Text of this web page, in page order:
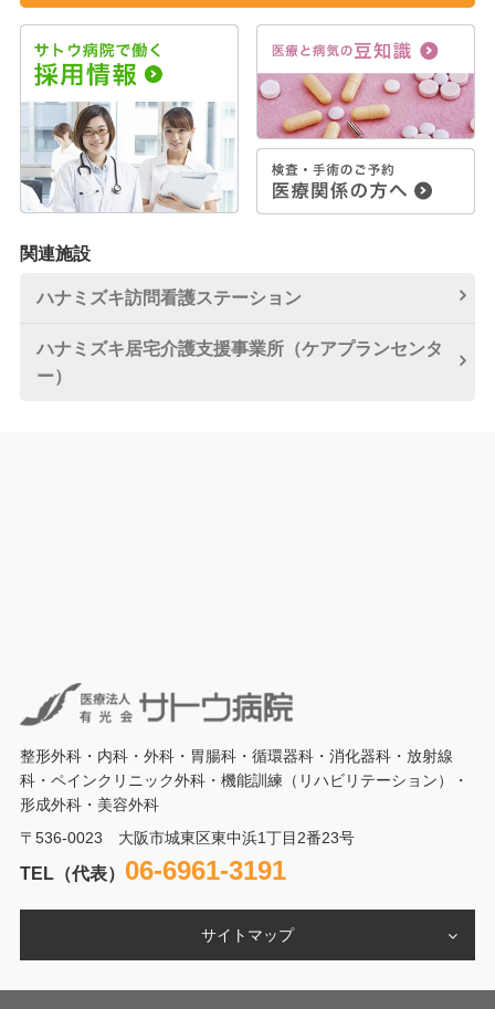
関連施設
ハナミズキ訪問看護ステーション
ハナミズキ居宅介護支援事業所（ケアプランセンタ
ー）
整形外科・内科・外科・胃腸科・循環器科・消化器科・放射線
科・ペインクリニック外科・機能訓練（リハビリテーション）・
形成外科・美容外科
〒536-0023 大阪市城東区東中浜1丁目2番23号
TEL（代表） 06-6961-3191
サイトマップ